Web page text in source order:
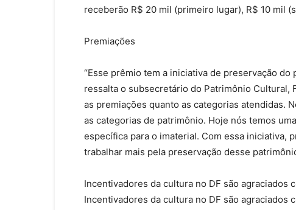
receberão R$ 20 mil (primeiro lugar), R$ 10 mil
Premiações
“Esse prêmio tem a iniciativa de preservação
ressalta o subsecretário do Patrimônio Cultural,
as premiações quanto as categorias atendidas.
as categorias de patrimônio. Hoje nós temos
específica para o imaterial. Com essa iniciativa,
trabalhar mais pela preservação desse
Incentivadores da cultura no DF são agraciados
Incentivadores da cultura no DF são agraciados